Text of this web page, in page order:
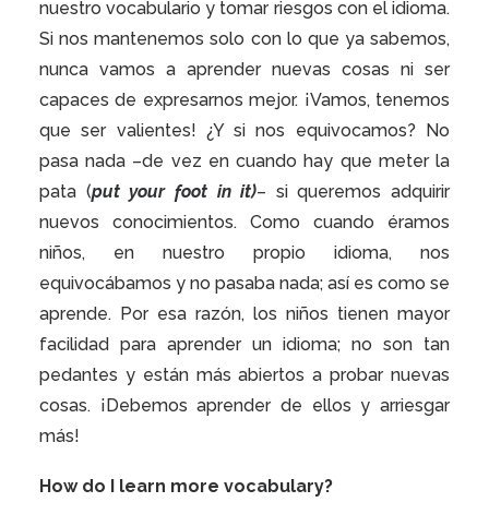
nuestro vocabulario y tomar riesgos con el idioma.
Si nos mantenemos solo con lo que ya sabemos,
nunca vamos a aprender nuevas cosas ni ser
capaces de expresarnos mejor. ¡Vamos, tenemos
que ser valientes! ¿Y si nos equivocamos? No
pasa nada –de vez en cuando hay que meter la
pata (put your foot in it)– si queremos adquirir
nuevos conocimientos. Como cuando éramos
niños, en nuestro propio idioma, nos
equivocábamos y no pasaba nada; así es como se
aprende. Por esa razón, los niños tienen mayor
facilidad para aprender un idioma; no son tan
pedantes y están más abiertos a probar nuevas
cosas. ¡Debemos aprender de ellos y arriesgar
más!
How do I learn more vocabulary?